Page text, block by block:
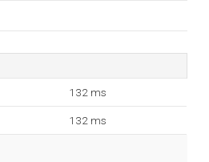
132 ms
132 ms